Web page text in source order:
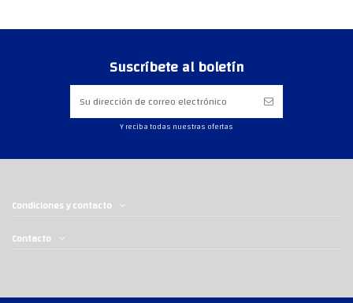
Suscríbete al boletín
Y reciba todas nuestras ofertas
Condiciones y contacto
Contacto